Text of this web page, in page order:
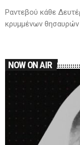
Ραντεβού κάθε
κρυμμένων θησαυρών
NOW ON AIR